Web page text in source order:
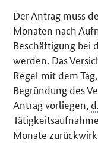
Der Antrag muss
Monaten nach
Beschäftigung bei
werden. Das
Regel mit dem
Begründung des
Antrag vorliegen,
Monate